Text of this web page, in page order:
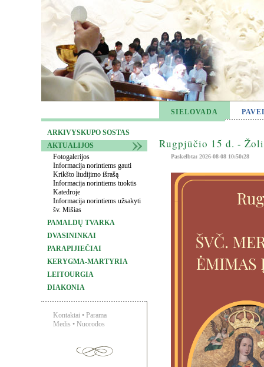
SIELOVADA
ARKIVYSKUPO SOSTAS
AKTUALIJOS
Fotogalerijos
Informacija norintiems gauti
Krikšto liudijimo išrašą
Informacija norintiems tuoktis
Katedroje
Informacija norintiems užsakyti
šv. Mišias
PAMALDŲ TVARKA
DVASININKAI
PARAPIJIEČIAI
KERYGMA-MARTYRIA
LEITOURGIA
DIAKONIA
Kontaktai • Parama
Medis • Nuorodos
Rugpjūčio 15 d. -
Paskelbta: 2026-08-08 10:50:28